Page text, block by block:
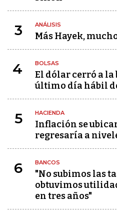
3 ANÁLISIS
Más Hayek,
4 BOLSAS
El dólar cerró a la
último día hábil
5 HACIENDA
Inflación se
regresaría a
6 BANCOS
"No subimos las
obtuvimos
en tres años"